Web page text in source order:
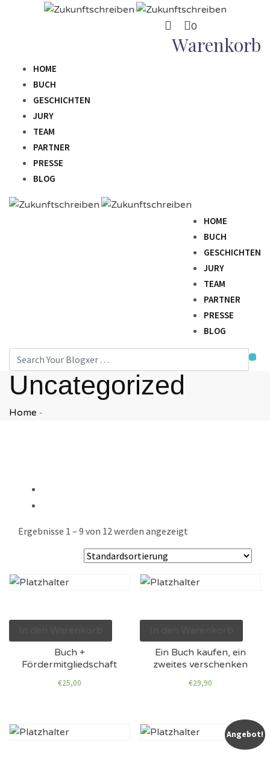
0
Warenkorb
HOME
BUCH
GESCHICHTEN
JURY
TEAM
PARTNER
PRESSE
BLOG
HOME
BUCH
GESCHICHTEN
JURY
TEAM
PARTNER
PRESSE
BLOG
Uncategorized
Home -
Ergebnisse 1 – 9 von 12 werden angezeigt
Buch +
Fördermitgliedschaft
€25,00
Ein Buch kaufen, ein
zweites verschenken
€29,90
Angebot!